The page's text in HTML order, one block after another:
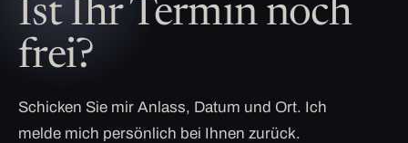
Ist Ihr Termin noch
frei?
Schicken Sie mir Anlass, Datum und Ort. Ich
melde mich persönlich bei Ihnen zurück.